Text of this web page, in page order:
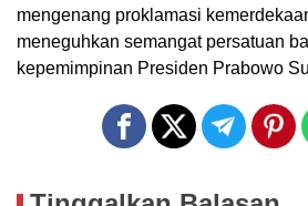
mengenang proklamasi
meneguhkan semangat persatuan
kepemimpinan Presiden Prabowo